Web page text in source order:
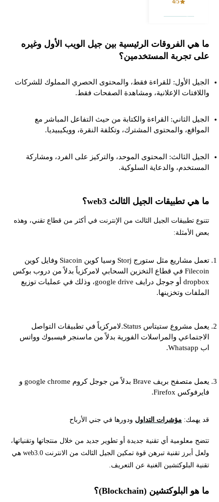
ما هي الفروقات الرئيسية بين جيل الويب الأول وغيره
على تجربة المستخدمين؟
الجيل الأول: للقراءة فقط، والمحتوى الحصري المملوك للشركات
واللافتات الإعلانية، ومشاهدة الصفحات فقط.
الجيل الثاني: القراءة والكتابة من حيث التفاعل المباشر مع
المواقع، والمحتوى المشترك، وتكلفة النقرة، وويكيبيديا.
الجيل الثالث: المحتوى الموحد، والتركيز على الفرد، ومشاركة
المستخدم، والدعاية السلوكية.
ما هي تطبيقات الجيل الثالث web3؟
تتنوع تطبيقات الجيل الثالث من الإنترنت في أكثر من قطاع تقني، وهذه
بعض الأمثلة:
تعمل مشاريع مثل ستورج Storj وسيا كوين Siacoin وفايل كوين
Filecoin في قطاع التخزين السحابي لامركزياً بدلاً من دروب بوكس
dropbox أو جوجل درايف google drive، وذلك في عمليات توزيع
الملفات وتخزينها.
يعمل مشروع ستيتاس Status.لامركزياً في تطبيقات التواصل
الاجتماعي والمراسلات الفورية بدلاً من ماسنجر فيسبوك وواتس
اب Whatsapp.
يعمل متصفح بريف Brave بدلاً من جوجل كروم google chrome و
فايرفوكس Firefox.
قد يهمك: مؤشرات التداول ودورها في جني الأرباح
تتضح معلومية أي تقنية جديدة أو تطوير جديد من خلال منتجاتها وتقنياتها،
ولعل أبرز تقنية تبرهن قوة تمكين الجيل الثالث من الانترنت web3.0 هي
تقنية البلوكتشين الغنية عن التعريف.
ما هو البلوكتشين (Blockchain)؟